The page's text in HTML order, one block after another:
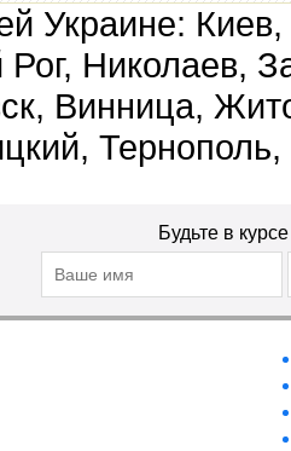
Украине:
Николаев,
Винница,
Тернополь,
Будьте в